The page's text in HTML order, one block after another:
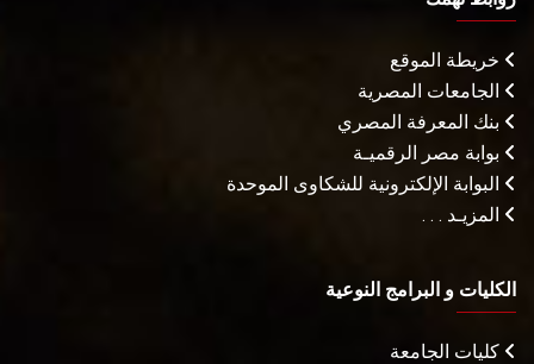
خريطة الموقع
الجامعات المصرية
بنك المعرفة المصري
بوابة مصر الرقميـة
البوابة الإلكترونية للشكاوى الموحدة
المزيـد . . .
الكليات و البرامج النوعية
كليات الجامعة